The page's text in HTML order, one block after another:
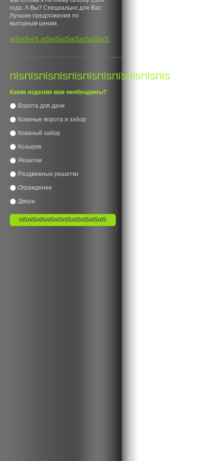
года. А Вы? Специально для Вас:
Лучшие предложения по
выгодным ценам.
пїЅпїЅпїЅ пїЅпїЅпїЅпїЅпїЅпїЅпїЅ
ПЇЅПЇЅПЇЅПЇЅПЇЅПЇЅПЇЅПЇЅПЇЅПЇЅПЇЅ
Какие изделия вам необходимы?
Ворота для дачи
Кованые ворота и забор
Кованый забор
Козырек
Решетки
Раздвижные решетки
Ограждение
Двери